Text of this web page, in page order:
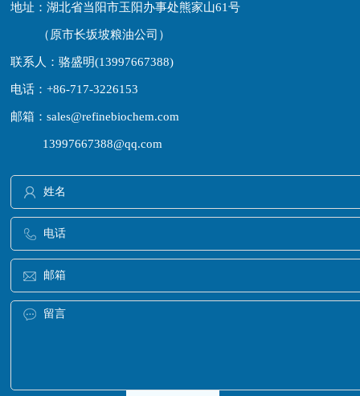
地址：湖北省当阳市玉阳办事处熊家山61号
（原市长坂坡粮油公司）
联系人：骆盛明(13997667388)
电话：+86-717-3226153
邮箱：sales@refinebiochem.com
13997667388@qq.com